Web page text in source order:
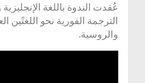
عُقدت الندوة باللغة
الترجمة الفورية نحو اللغتًين
والروسية.